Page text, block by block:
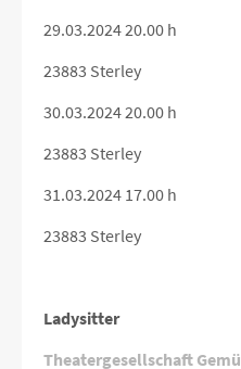
29.03.2024 20.00 h
23883 Sterley
30.03.2024 20.00 h
23883 Sterley
31.03.2024 17.00 h
23883 Sterley
Ladysitter
Theatergesellschaft